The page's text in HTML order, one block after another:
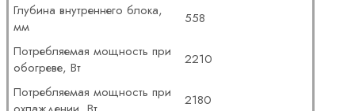
Глубина внутреннего блока,
мм
558
Потребляемая мощность при
обогреве, Вт
2210
Потребляемая мощность при
2180